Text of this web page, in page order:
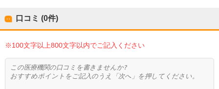
口コミ (0件)
※100文字以上800文字以内でご記入ください